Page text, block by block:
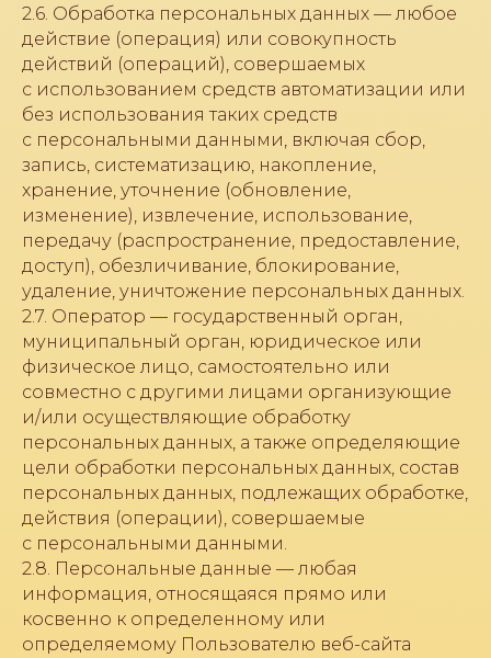
2.6. Обработка персональных данных — любое
действие (операция) или совокупность
действий (операций), совершаемых
с использованием средств автоматизации или
без использования таких средств
с персональными данными, включая сбор,
запись, систематизацию, накопление,
хранение, уточнение (обновление,
изменение), извлечение, использование,
передачу (распространение, предоставление,
доступ), обезличивание, блокирование,
удаление, уничтожение персональных данных.
2.7. Оператор — государственный орган,
муниципальный орган, юридическое или
физическое лицо, самостоятельно или
совместно с другими лицами организующие
и/или осуществляющие обработку
персональных данных, а также определяющие
цели обработки персональных данных, состав
персональных данных, подлежащих обработке,
действия (операции), совершаемые
с персональными данными.
2.8. Персональные данные — любая
информация, относящаяся прямо или
косвенно к определенному или
определяемому Пользователю веб-сайта